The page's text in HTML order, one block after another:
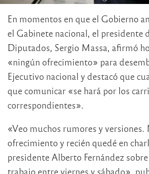
En momentos en que el Gobierno
el Gabinete nacional, el presidente
Diputados, Sergio Massa, afirmó
«ningún ofrecimiento» para
Ejecutivo nacional y destacó que
que comunicar «se hará por los
correspondientes».
«Veo muchos rumores y
ofrecimiento y recién quedé en
presidente Alberto Fernández
trabajo entre viernes y sábado»,